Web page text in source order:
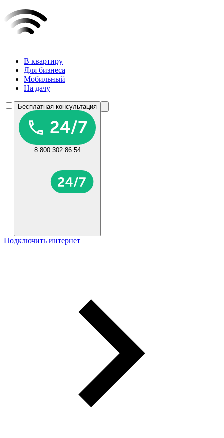
В квартиру
Для бизнеса
Мобильный
На дачу
Бесплатная консультация
8 800 302 86 54
Подключить интернет